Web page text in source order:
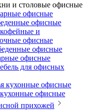
и столовые офисные
офисные
офисные
и
офисные
офисные
офисные
для офисных
кухонные офисные
офисные
прихожей